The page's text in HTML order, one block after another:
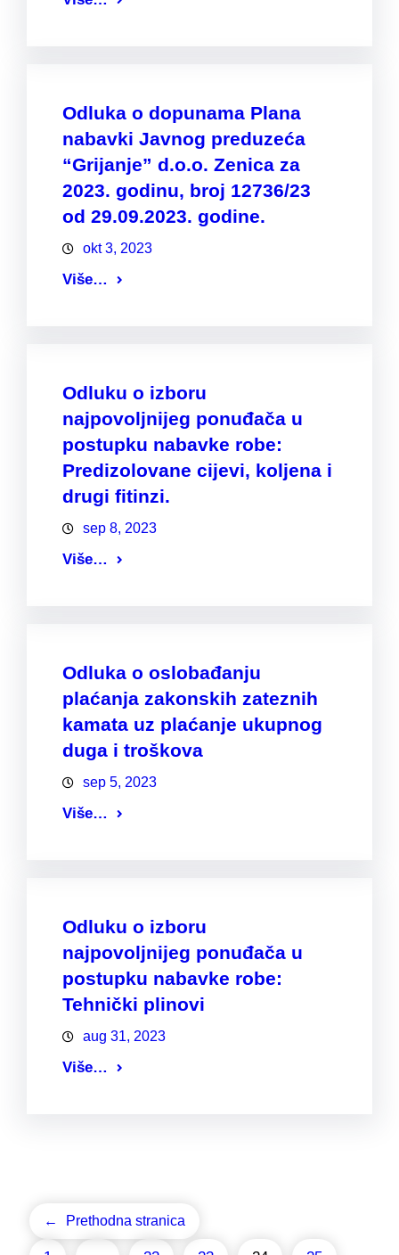
Odluka o dopunama Plana
nabavki Javnog preduzeća
“Grijanje” d.o.o. Zenica za
2023. godinu, broj 12736/23
od 29.09.2023. godine.
okt 3, 2023
Više…
Odluku o izboru
najpovoljnijeg ponuđača u
postupku nabavke robe:
Predizolovane cijevi, koljena i
drugi fitinzi.
sep 8, 2023
Više…
Odluka o oslobađanju
plaćanja zakonskih zateznih
kamata uz plaćanje ukupnog
duga i troškova
sep 5, 2023
Više…
Odluku o izboru
najpovoljnijeg ponuđača u
postupku nabavke robe:
Tehnički plinovi
aug 31, 2023
Više…
← Prethodna stranica